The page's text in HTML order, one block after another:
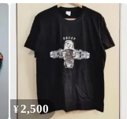
シャツ 黒 Mサイズ
¥2,500